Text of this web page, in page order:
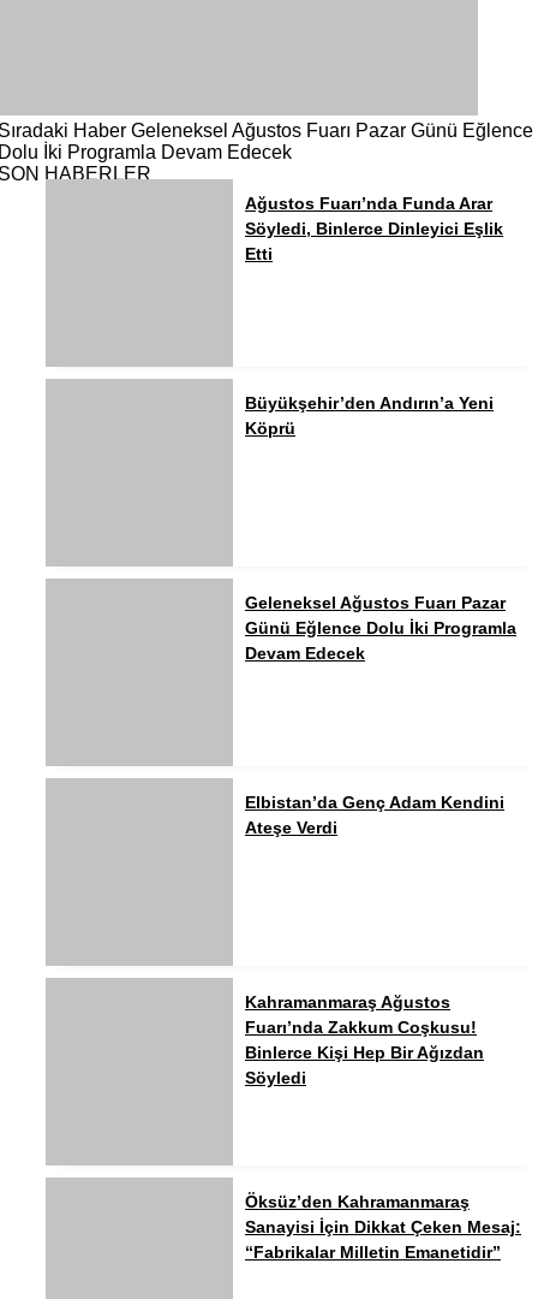
Haber Geleneksel Ağustos Fuarı Pazar Günü Eğlence
İki Programla Devam Edecek
HABERLER
Ağustos Fuarı’nda Funda Arar
Söyledi, Binlerce Dinleyici Eşlik
Etti
Büyükşehir’den Andırın’a Yeni
Köprü
Geleneksel Ağustos Fuarı Pazar
Günü Eğlence Dolu İki Programla
Devam Edecek
Elbistan’da Genç Adam Kendini
Ateşe Verdi
Kahramanmaraş Ağustos
Fuarı’nda Zakkum Coşkusu!
Binlerce Kişi Hep Bir Ağızdan
Söyledi
Öksüz’den Kahramanmaraş
Sanayisi İçin Dikkat Çeken Mesaj:
“Fabrikalar Milletin Emanetidir”